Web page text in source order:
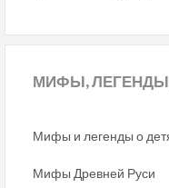
МИФЫ,
Мифы и легенды о
Мифы Древней Руси